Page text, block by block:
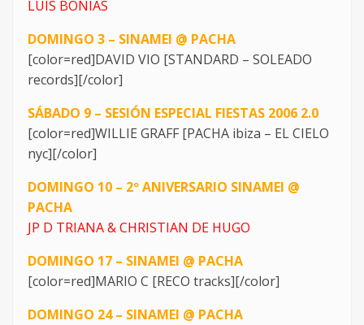
LUÍS BONIAS
DOMINGO 3 – SINAMEI @ PACHA
[color=red]DAVID VIO [STANDARD – SOLEADO
records][/color]
SÁBADO 9 – SESIÓN ESPECIAL FIESTAS 2006 2.0
[color=red]WILLIE GRAFF [PACHA ibiza – EL CIELO
nyc][/color]
DOMINGO 10 – 2º ANIVERSARIO SINAMEI @
PACHA
JP D TRIANA & CHRISTIAN DE HUGO
DOMINGO 17 – SINAMEI @ PACHA
[color=red]MARIO C [RECO tracks][/color]
DOMINGO 24 – SINAMEI @ PACHA